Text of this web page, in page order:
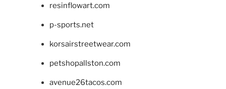
resinflowart.com
p-sports.net
korsairstreetwear.com
petshopallston.com
avenue26tacos.com